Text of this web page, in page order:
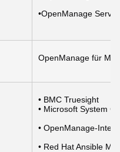
•OpenManage
OpenManage für
• BMC Truesight
• Microsoft System
• OpenManage-
• Red Hat Ansible